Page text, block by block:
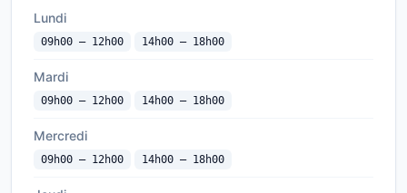
Lundi
09h00 — 12h00 14h00 — 18h00
Mardi
09h00 — 12h00 14h00 — 18h00
Mercredi
09h00 — 12h00 14h00 — 18h00